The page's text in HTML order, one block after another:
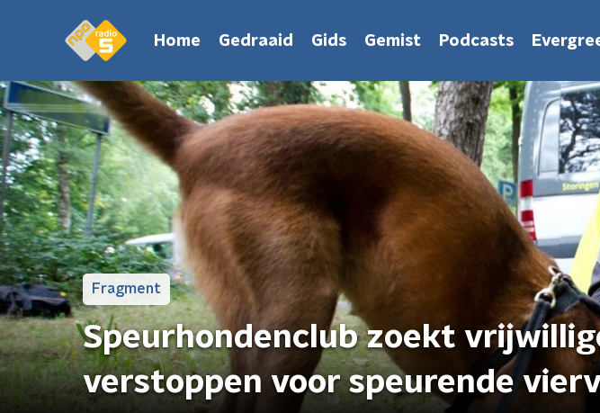
Home Gedraaid Gids Gemist Podcasts
Fragment
Speurhondenclub zoekt
verstoppen voor speurende